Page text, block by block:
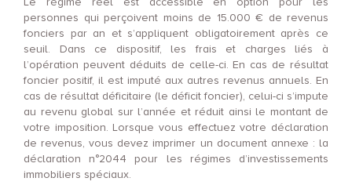
personnes qui perçoivent moins de 15.000 € de revenus
fonciers par an et s’appliquent obligatoirement après ce
seuil. Dans ce dispositif, les frais et charges liés à
l’opération peuvent déduits de celle-ci. En cas de résultat
foncier positif, il est imputé aux autres revenus annuels. En
cas de résultat déficitaire (le déficit foncier), celui-ci s’impute
au revenu global sur l’année et réduit ainsi le montant de
votre imposition. Lorsque vous effectuez votre déclaration
de revenus, vous devez imprimer un document annexe : la
déclaration n°2044 pour les régimes d’investissements
immobiliers spéciaux.